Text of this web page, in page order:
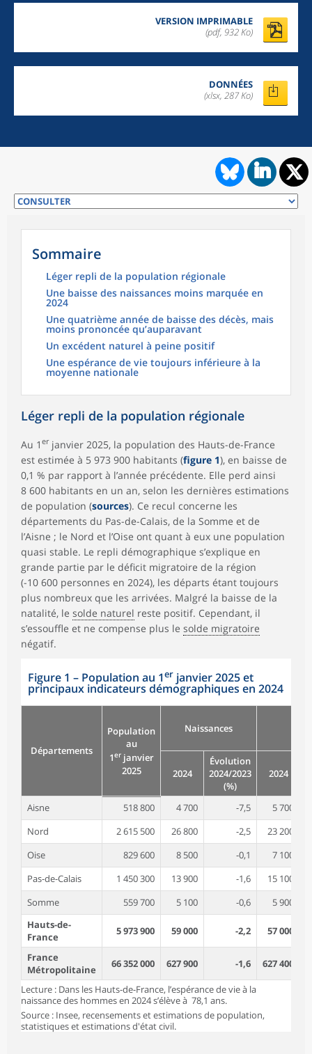
VERSION IMPRIMABLE
(pdf, 932 Ko)
DONNÉES
(xlsx, 287 Ko)
Sommaire
Léger repli de la population régionale
Une baisse des naissances moins marquée en
2024
Une quatrième année de baisse des décès, mais
moins prononcée qu’auparavant
Un excédent naturel à peine positif
Une espérance de vie toujours inférieure à la
moyenne nationale
Léger repli de la population régionale
Au 1 erjanvier 2025, la population des Hauts-de-France
est estimée à 5 973 900 habitants (figure 1), en baisse de
0,1 % par rapport à l’année précédente. Elle perd ainsi
8 600 habitants en un an, selon les dernières estimations
de population (sources). Ce recul concerne les
départements du Pas-de-Calais, de la Somme et de
l’Aisne ; le Nord et l’Oise ont quant à eux une population
quasi stable. Le repli démographique s’explique en
grande partie par le déficit migratoire de la région
(-10 600 personnes en 2024), les départs étant toujours
plus nombreux que les arrivées. Malgré la baisse de la
natalité, le solde naturel reste positif. Cependant, il
s’essouffle et ne compense plus le solde migratoire
négatif.
Figure 1 – Population au 1er janvier 2025 et
principaux indicateurs démographiques en 2024
Départements
Population
au
1erjanvier
2025
Naissances
2024
Évolution
2024/2023
(%)
2024
Aisne 518 800 4 700 -7,5
5 700
Nord
2 615 500 26 800 -2,5
23 200
Oise
829 600 8 500 -0,1
7 100
Pas-de-Calais
1 450 300 13 900 -1,6
15 100
Somme
559 700 5 100 -0,6
5 900
Hauts-de-
France
5 973 900 59 000 -2,2 57 000
France
Métropolitaine
66 352 000 627 900 -1,6 627 400
Lecture : Dans les Hauts-de-France, l’espérance de vie à la
naissance des hommes en 2024 s’élève à 78,1 ans.
Source : Insee, recensements et estimations de population,
statistiques et estimations d'état civil.